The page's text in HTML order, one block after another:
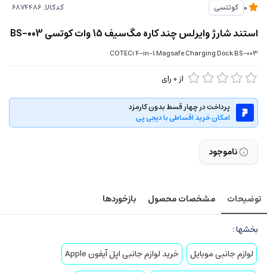
کوتتسی کدکالا:
استند شارژ وایرلس چند کاره مگ‌سیف 15 وات کوتسی BS-003
COTECi 4-in-1 Magsafe Charging Dock BS-003
از 0 رای
پرداخت در چهار قسط بدون کارمزد
امکان خرید اقساطی با دیجی پی
ناموجود
توضیحات مشخصات محصول بازخوردها
بخشها :
لوازم جانبی موبایل
خرید لوازم جانبی اپل آیفون Apple